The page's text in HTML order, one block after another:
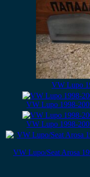
VW Lupo
VW Lupo 1998-
VW Lupo 1998-
VW Lupo/Seat Arosa